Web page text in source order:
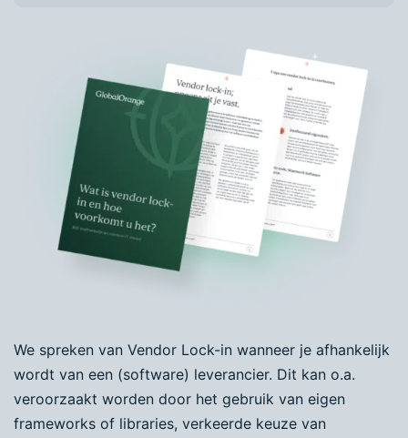
We spreken van Vendor Lock-in wanneer je afhankelijk
wordt van een (software) leverancier. Dit kan o.a.
veroorzaakt worden door het gebruik van eigen
frameworks of libraries, verkeerde keuze van